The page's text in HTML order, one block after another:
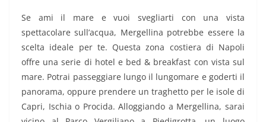
Se ami il mare e vuoi svegliarti con una vista
spettacolare sull’acqua, Mergellina potrebbe essere la
scelta ideale per te. Questa zona costiera di Napoli
offre una serie di hotel e bed & breakfast con vista sul
mare. Potrai passeggiare lungo il lungomare e goderti il
panorama, oppure prendere un traghetto per le isole di
Capri, Ischia o Procida. Alloggiando a Mergellina, sarai